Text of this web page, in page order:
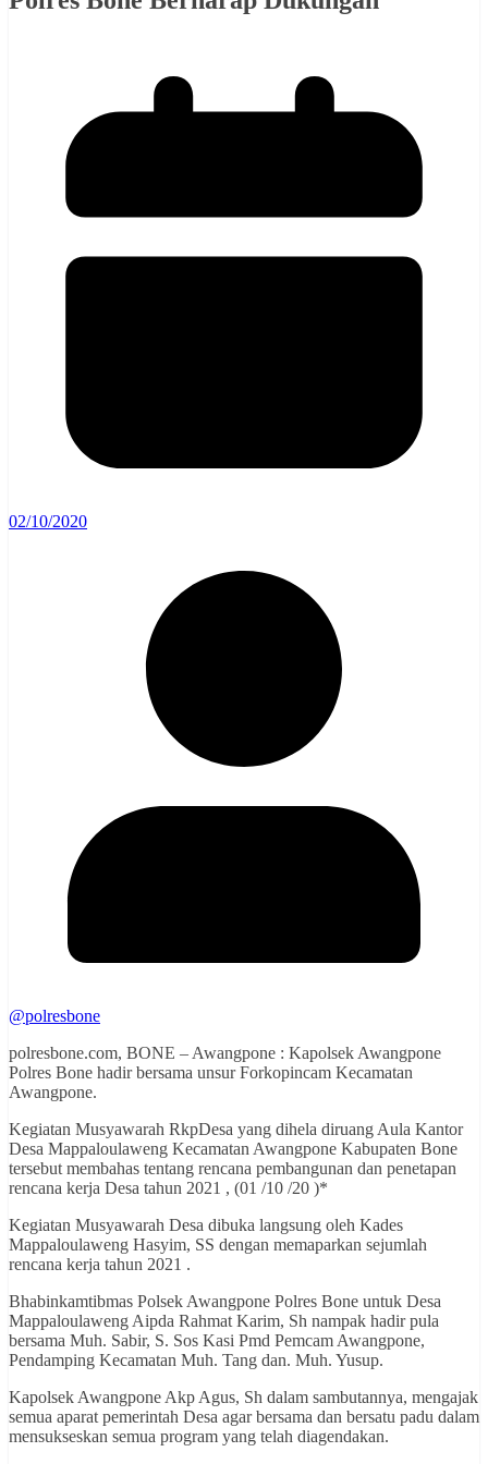
02/10/2020
@polresbone
polresbone.com, BONE – Awangpone : Kapolsek Awangpone
Polres Bone hadir bersama unsur Forkopincam Kecamatan
Awangpone.
Kegiatan Musyawarah RkpDesa yang dihela diruang Aula Kantor
Desa Mappaloulaweng Kecamatan Awangpone Kabupaten Bone
tersebut membahas tentang rencana pembangunan dan penetapan
rencana kerja Desa tahun 2021 , (01 /10 /20 )*
Kegiatan Musyawarah Desa dibuka langsung oleh Kades
Mappaloulaweng Hasyim, SS dengan memaparkan sejumlah
rencana kerja tahun 2021 .
Bhabinkamtibmas Polsek Awangpone Polres Bone untuk Desa
Mappaloulaweng Aipda Rahmat Karim, Sh nampak hadir pula
bersama Muh. Sabir, S. Sos Kasi Pmd Pemcam Awangpone,
Pendamping Kecamatan Muh. Tang dan. Muh. Yusup.
Kapolsek Awangpone Akp Agus, Sh dalam sambutannya, mengajak
semua aparat pemerintah Desa agar bersama dan bersatu padu dalam
mensukseskan semua program yang telah diagendakan.